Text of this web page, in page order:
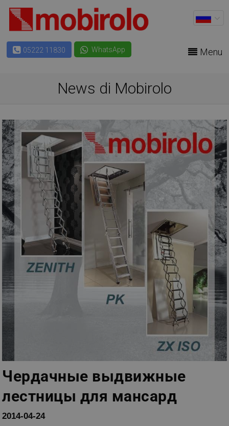
05222 11830 WhatsApp Menu
News di Mobirolo
Чердачные выдвижные
лестницы для мансард
2014-04-24